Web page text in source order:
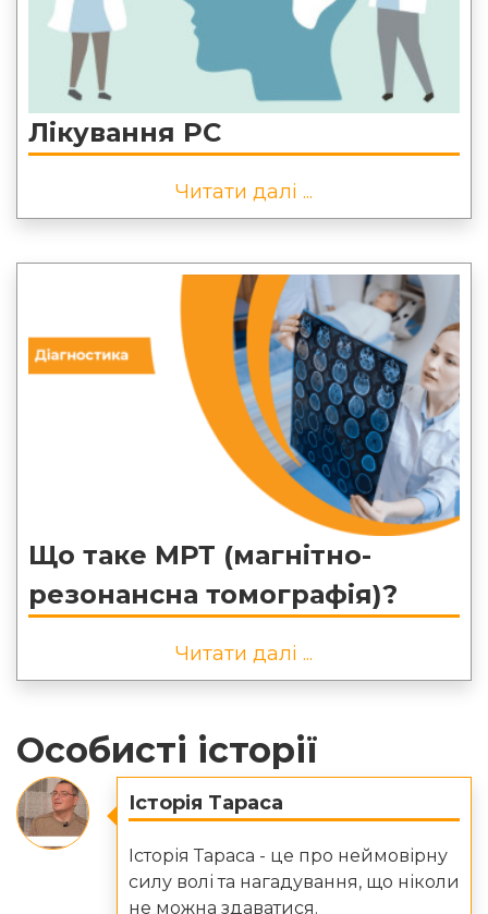
Лікування РС
Читати далі ...
Що таке МРТ (магнітно-
резонансна томографія)?
Читати далі ...
Особисті історії
Історія Тараса
Історія Тараса - це про неймовірну
силу волі та нагадування, що ніколи
не можна здаватися.